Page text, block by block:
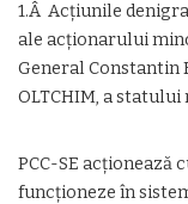
1.Â Acțiunile
ale acționarului
General Constantin
OLTCHIM, a statului
PCC-SE acționează
funcționeze în